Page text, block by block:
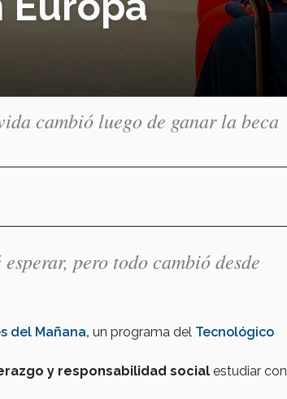
cambió luego de ganar la beca
pero todo cambió desde
del Mañana, un programa del Tecnológico
y responsabilidad social estudiar con